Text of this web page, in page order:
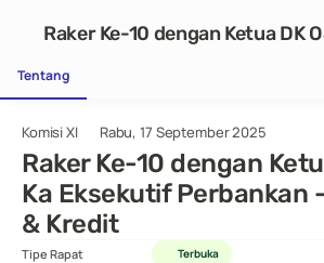
Komisi XI Rabu, 17 September 2025
Raker Ke-10 dengan
Ka Eksekutif Perbankan
& Kredit
Tipe Rapat Terbuka
Raker Ke-10 dengan Ketua DK
Tentang